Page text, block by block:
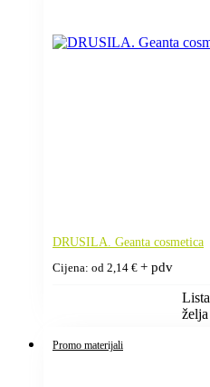
DRUSILA. Geanta cosmetica
Cijena: od 2,14 € + pdv
Lista
želja
Promo materijali